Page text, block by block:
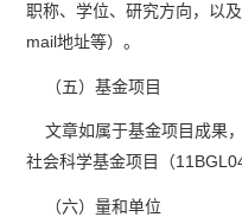
职称、学位、研究方向，以
mail地址等）。
（五）基金项目
文章如属于基金项目成果
社会科学基金项目（
（六）量和单位